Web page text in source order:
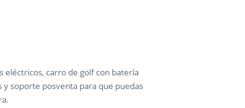
eléctricos, carro de golf con batería
soporte posventa para que puedas